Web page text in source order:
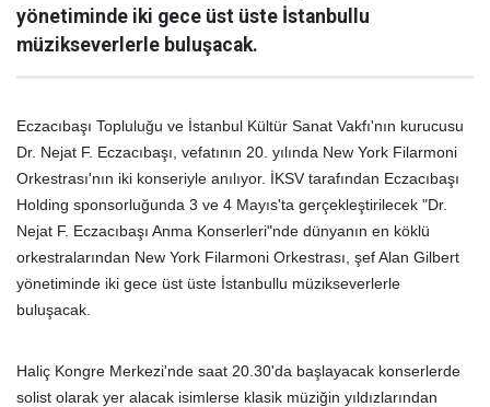
yönetiminde iki gece üst üste İstanbullu
müzikseverlerle buluşacak.
Eczacıbaşı Topluluğu ve İstanbul Kültür Sanat Vakfı'nın kurucusu
Dr. Nejat F. Eczacıbaşı, vefatının 20. yılında New York Filarmoni
Orkestrası'nın iki konseriyle anılıyor. İKSV tarafından Eczacıbaşı
Holding sponsorluğunda 3 ve 4 Mayıs'ta gerçekleştirilecek "Dr.
Nejat F. Eczacıbaşı Anma Konserleri"nde dünyanın en köklü
orkestralarından New York Filarmoni Orkestrası, şef Alan Gilbert
yönetiminde iki gece üst üste İstanbullu müzikseverlerle
buluşacak.
Haliç Kongre Merkezi'nde saat 20.30'da başlayacak konserlerde
solist olarak yer alacak isimlerse klasik müziğin yıldızlarından